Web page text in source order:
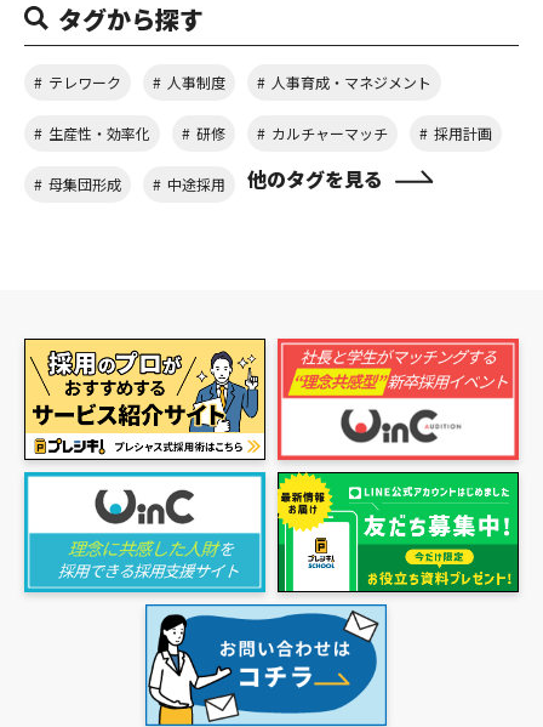
タグから探す
テレワーク 人事制度 人事育成・マネジメント
生産性・効率化 研修 カルチャーマッチ 採用計画
母集団形成 中途採用 他のタグを見る